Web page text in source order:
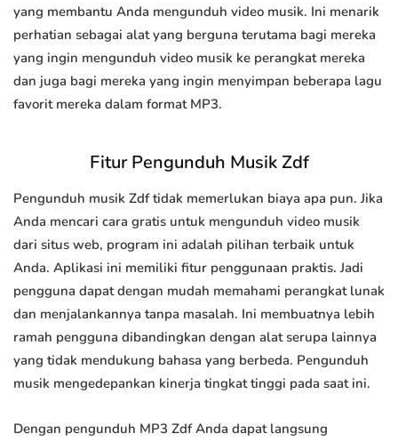
yang membantu Anda mengunduh video musik. Ini menarik
perhatian sebagai alat yang berguna terutama bagi mereka
yang ingin mengunduh video musik ke perangkat mereka
dan juga bagi mereka yang ingin menyimpan beberapa lagu
favorit mereka dalam format MP3.
Fitur Pengunduh Musik Zdf
Pengunduh musik Zdf tidak memerlukan biaya apa pun. Jika
Anda mencari cara gratis untuk mengunduh video musik
dari situs web, program ini adalah pilihan terbaik untuk
Anda. Aplikasi ini memiliki fitur penggunaan praktis. Jadi
pengguna dapat dengan mudah memahami perangkat lunak
dan menjalankannya tanpa masalah. Ini membuatnya lebih
ramah pengguna dibandingkan dengan alat serupa lainnya
yang tidak mendukung bahasa yang berbeda. Pengunduh
musik mengedepankan kinerja tingkat tinggi pada saat ini.
Dengan pengunduh MP3 Zdf Anda dapat langsung